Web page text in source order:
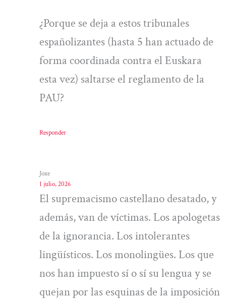
¿Porque se deja a estos tribunales
españolizantes (hasta 5 han actuado de
forma coordinada contra el Euskara
esta vez) saltarse el reglamento de la
PAU?
Responder
Joxe
1 julio, 2026
El supremacismo castellano desatado, y
además, van de víctimas. Los apologetas
de la ignorancia. Los intolerantes
lingüísticos. Los monolingües. Los que
nos han impuesto sí o sí su lengua y se
quejan por las esquinas de la imposición